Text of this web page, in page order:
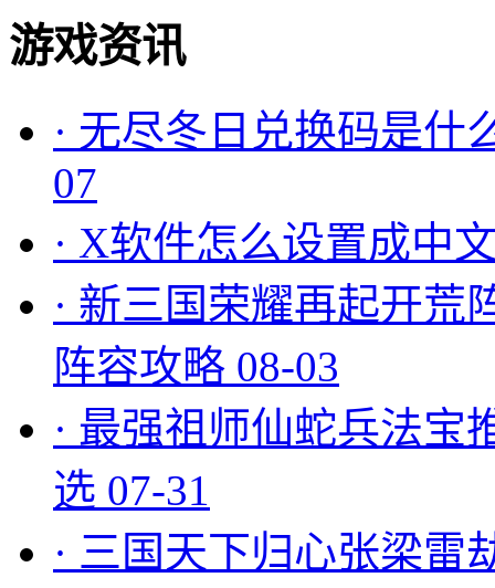
游戏资讯
· 无尽冬日兑换码是什
07
· X软件怎么设置成中
· 新三国荣耀再起开荒
阵容攻略 08-03
· 最强祖师仙蛇兵法宝
选 07-31
· 三国天下归心张梁雷